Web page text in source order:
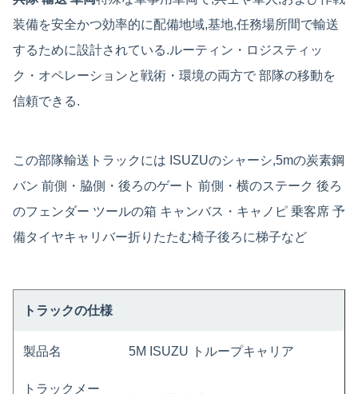
装備を安全かつ効率的に配備地域,基地,任務場所間で輸送
するために設計されている.ルーティン・ロジスティッ
ク・オペレーションと戦術・環境の両方で 部隊の移動を
信頼できる.
この部隊輸送トラックには ISUZUのシャーシ,5mの炭素鋼
バン 前側・脇側・後ろのゲート 前側・横のステーク 後ろ
のフェンダー ツールの箱 キャンバス・キャノピ 乗客席 予
備タイヤキャリバー折りたたむ椅子後ろに梯子など
トラックの仕様
製品名 5M ISUZU トループキャリア
トラックメー